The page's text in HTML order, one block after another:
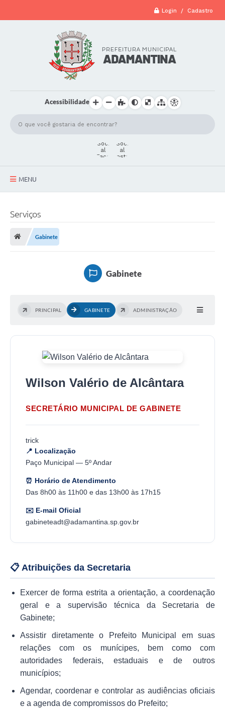
Login / Cadastro
Acessibilidade
MENU
Legislação
Aldir Blanc (PNAB)
Arquivos para Download
PROCON
SEBRAE
SOLICITAÇÕES PRESENCIAIS (SIC-FÍSICO)
Expediente
Ouvidoria
Projetos
Contas Públicas
Editais
Links
Agenda
Serviços
Gabinete
Gabinete
PRINCIPAL GABINETE ADMINISTRAÇÃO
Wilson Valério de Alcântara
SECRETÁRIO MUNICIPAL DE GABINETE
trick
📍 Localização
Paço Municipal — 5º Andar
⏰ Horário de Atendimento
Das 8h00 às 11h00 e das 13h00 às 17h15
✉️ E-mail Oficial
gabineteadt@adamantina.sp.gov.br
📋 Atribuições da Secretaria
Exercer de forma estrita a orientação, a coordenação
geral e a supervisão técnica da Secretaria de
Gabinete;
Assistir diretamente o Prefeito Municipal em suas
relações com os munícipes, bem como com
autoridades federais, estaduais e de outros
municípios;
Agendar, coordenar e controlar as audiências oficiais
e a agenda de compromissos do Prefeito;